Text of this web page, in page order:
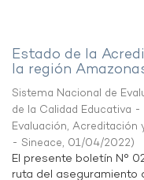
Estado de la
la región
Sistema Nacional de
de la Calidad Educativa -
Evaluación,
- Sineace, 01/04/2022)
El presente boletín N°
ruta del